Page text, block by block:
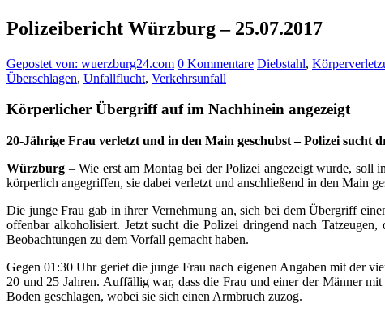
Polizeibericht Würzburg – 25.07.2017
Gepostet von: wuerzburg24.com 0 Kommentare Diebstahl,
Überschlagen, Unfallflucht, Verkehrsunfall
Körperlicher Übergriff auf im Nachhinein angezeigt
20-Jährige Frau verletzt und in den Main geschubst – Polizei sucht
Würzburg – Wie erst am Montag bei der Polizei angezeigt wurde, soll
körperlich angegriffen, sie dabei verletzt und anschließend in den Main
Die junge Frau gab in ihrer Vernehmung an, sich bei dem Übergriff
offenbar alkoholisiert. Jetzt sucht die Polizei dringend nach
Beobachtungen zu dem Vorfall gemacht haben.
Gegen 01:30 Uhr geriet die junge Frau nach eigenen Angaben mit der
20 und 25 Jahren. Auffällig war, dass die Frau und einer der Männer
Boden geschlagen, wobei sie sich einen Armbruch zuzog.